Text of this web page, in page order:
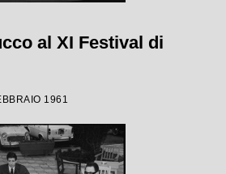
al XI Festival di
1961